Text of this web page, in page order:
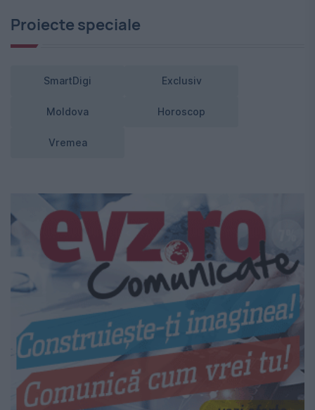
Proiecte speciale
SmartDigi Exclusiv
Moldova Horoscop
Vremea